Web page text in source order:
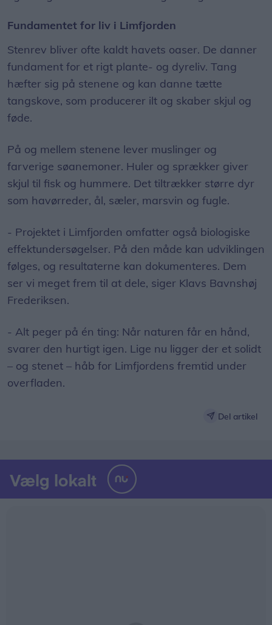
Fundamentet for liv i Limfjorden
Stenrev bliver ofte kaldt havets oaser. De danner
fundament for et rigt plante- og dyreliv. Tang
hæfter sig på stenene og kan danne tætte
tangskove, som producerer ilt og skaber skjul og
føde.
På og mellem stenene lever muslinger og
farverige søanemoner. Huler og sprækker giver
skjul til fisk og hummere. Det tiltrækker større dyr
som havørreder, ål, sæler, marsvin og fugle.
- Projektet i Limfjorden omfatter også biologiske
effektundersøgelser. På den måde kan udviklingen
følges, og resultaterne kan dokumenteres. Dem
ser vi meget frem til at dele, siger Klavs Bavnshøj
Frederiksen.
- Alt peger på én ting: Når naturen får en hånd,
svarer den hurtigt igen. Lige nu ligger der et solidt
– og stenet – håb for Limfjordens fremtid under
overfladen.
Del artikel